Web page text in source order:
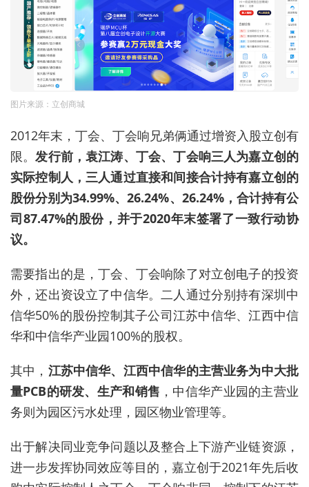
图片来源：立创商城
2012年末，丁会、丁会响兄弟俩通过增资入股立创有
限。发行前，袁江涛、丁会、丁会响三人为嘉立创的
实际控制人，三人通过直接和间接合计持有嘉立创的
股份分别为34.99%、26.24%、26.24%， 合计持有公
司87.47%的股份， 并于2020年末签署了一致行动协
议。
需要指出的是，丁会、丁会响除了对立创电子的投资
外，还出资设立了中信华。二人通过分别持有深圳中
信华50%的股份控制其子公司江苏中信华、江西中信
华和中信华产业园100%的股权。
其中， 江苏中信华、江西中信华的主营业务为中大批
量PCB的研发、生产和销售 ，中信华产业园的主营业
务则为园区污水处理，园区物业管理等。
出于解决同业竞争问题以及整合上下游产业链资源，
进一步发挥协同效应等目的，嘉立创于2021年先后收